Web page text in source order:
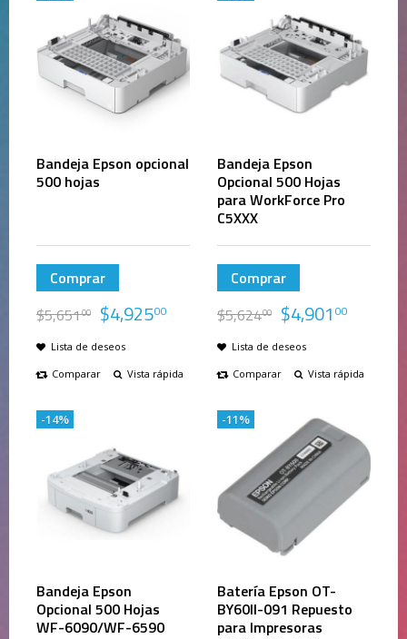
Bandeja Epson opcional
500 hojas
Comprar
$5,65100 $4,92500
Lista de deseos
Comparar
Vista rápida
Bandeja Epson
Opcional 500 Hojas
para WorkForce Pro
C5XXX
Comprar
$5,62400 $4,901 00
Lista de deseos
Comparar
Vista rápida
Bandeja Epson
Opcional 500 Hojas
WF-6090/WF-6590
-14%
Batería Epson OT-
BY60II-091 Repuesto
para Impresoras
-11%